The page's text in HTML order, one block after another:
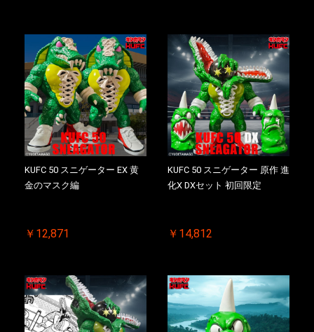
KUFC 50 スニゲーター EX 黄
金のマスク編
￥12,871
KUFC 50 スニゲーター 原作 進
化X DXセット 初回限定
￥14,812